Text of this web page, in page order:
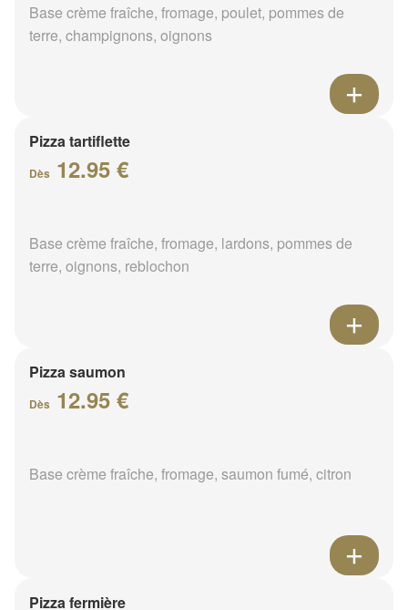
Base crème fraîche, fromage, poulet, pommes de
terre, champignons, oignons
Pizza tartiflette
Dès 12.95 €
Base crème fraîche, fromage, lardons, pommes de
terre, oignons, reblochon
Pizza saumon
Dès 12.95 €
Base crème fraîche, fromage, saumon fumé, citron
Pizza fermière